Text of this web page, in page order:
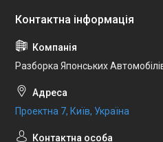
Разборка Японських
Проектна 7, Київ, Україна